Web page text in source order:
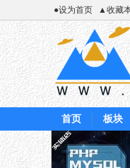
●设为首页 ▲收藏
首页 板块